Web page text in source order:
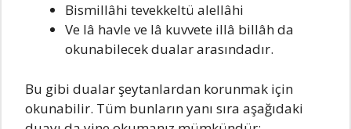
Bismillâhi tevekkeltü alellâhi
Ve lâ havle ve lâ kuvvete illâ billâh da
okunabilecek dualar arasındadır.
Bu gibi dualar şeytanlardan korunmak için
okunabilir. Tüm bunların yanı sıra aşağıdaki